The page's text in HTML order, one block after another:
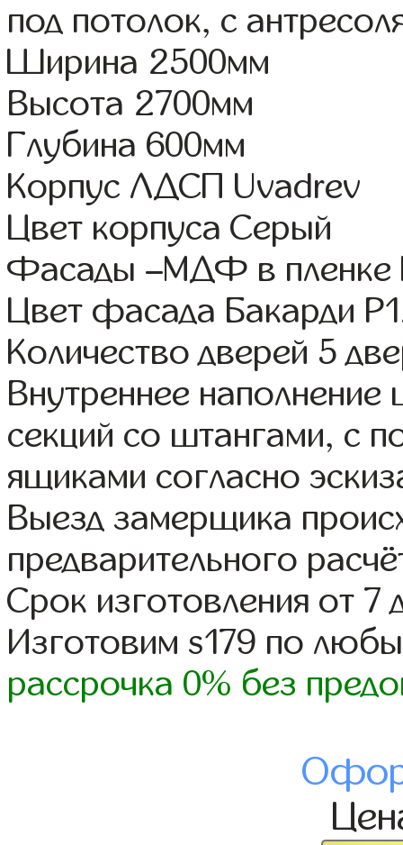
под потолок, с
Ширина 2500мм
Высота 2700мм
Глубина 600мм
Корпус ЛДСП Uvadrev
Цвет корпуса Серый
Фасады –МДФ в пленке
Цвет фасада Бакарди
Количество дверей 5
Внутреннее
секций со штангами, с
ящиками согласно
Выезд замерщика
предварительного
Срок изготовления от 7
Изготовим s179 по
рассрочка 0% без